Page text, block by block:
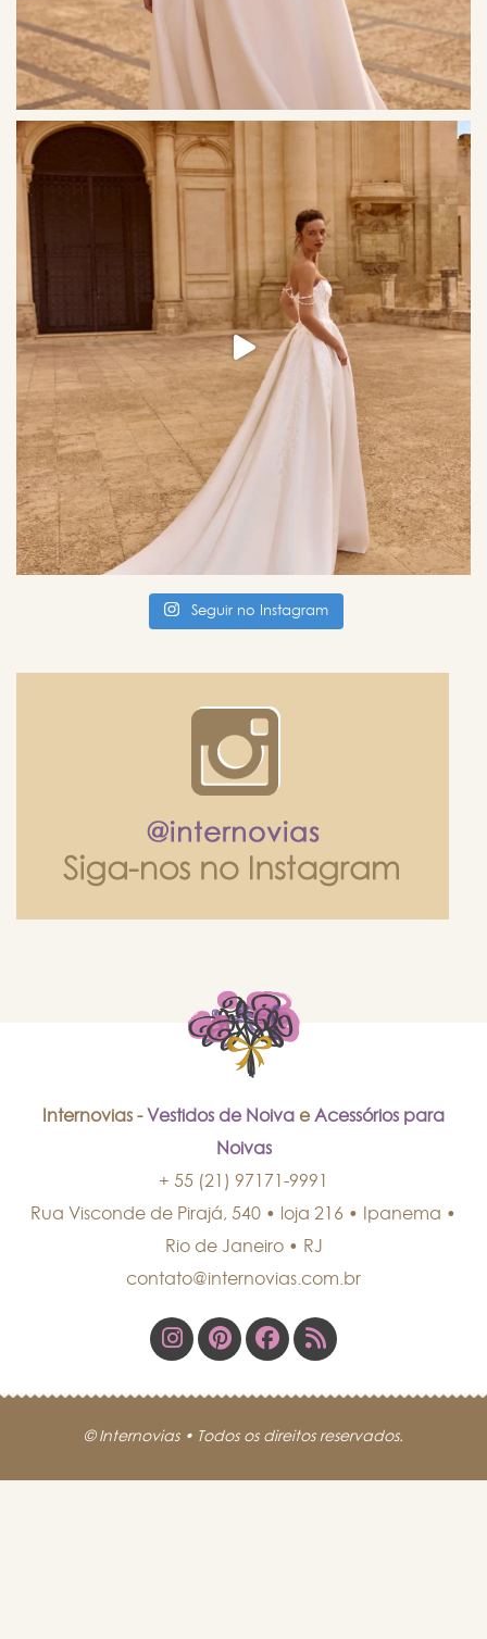
Seguir no Instagram
Internovias -Vestidos de Noiva e Acessórios para
Noivas
+ 55 (21) 97171-9991
Rua Visconde de Pirajá, 540 • loja 216 • Ipanema •
Rio de Janeiro• RJ
contato@internovias.com.br
© Internovias • Todos os direitos reservados.